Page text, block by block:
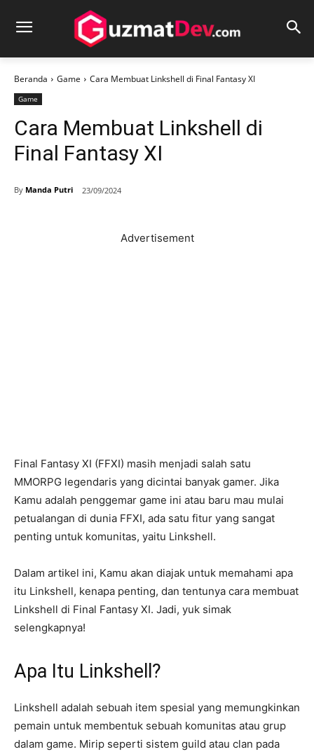
Beranda Game Cara Membuat Linkshell di Final Fantasy XI
Game
Cara Membuat Linkshell di
Final Fantasy XI
By Manda Putri 23/09/2024
Advertisement
Final Fantasy XI (FFXI) masih menjadi salah satu
MMORPG legendaris yang dicintai banyak gamer. Jika
Kamu adalah penggemar game ini atau baru mau mulai
petualangan di dunia FFXI, ada satu fitur yang sangat
penting untuk komunitas, yaitu Linkshell.
Dalam artikel ini, Kamu akan diajak untuk memahami apa
itu Linkshell, kenapa penting, dan tentunya cara membuat
Linkshell di Final Fantasy XI. Jadi, yuk simak
selengkapnya!
Apa Itu Linkshell?
Linkshell adalah sebuah item spesial yang memungkinkan
pemain untuk membentuk sebuah komunitas atau grup
dalam game. Mirip seperti sistem guild atau clan pada